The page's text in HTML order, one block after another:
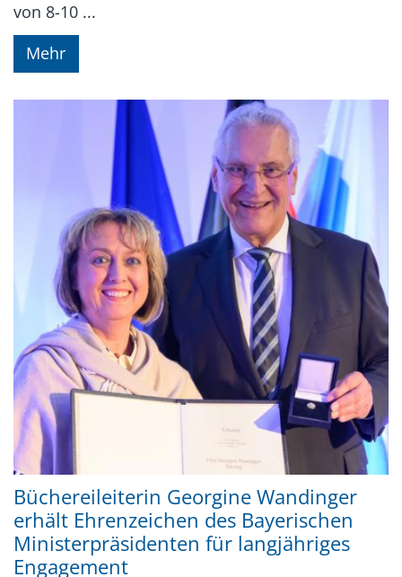
von 8-10 ...
Mehr
Büchereileiterin Georgine Wandinger
erhält Ehrenzeichen des Bayerischen
Ministerpräsidenten für langjähriges
Engagement